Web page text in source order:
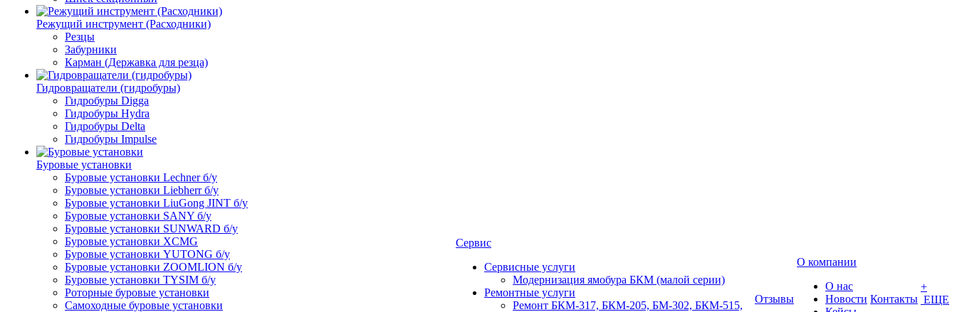
Режущий инструмент (Расходники)
Резцы
Забурники
Карман (Державка для резца)
Гидровращатели (гидробуры)
Гидробуры Digga
Гидробуры Hydra
Гидробуры Delta
Гидробуры Impulse
Буровые установки
Буровые установки Lechner б/у
Буровые установки Liebherr б/у
Буровые установки LiuGong JINT б/у
Буровые установки SANY б/у
Буровые установки SUNWARD б/у
Буровые установки XCMG
Буровые установки YUTONG б/у
Буровые установки ZOOMLION б/у
Буровые установки TYSIM б/у
Роторные буровые установки
Самоходные буровые установки
Сервис
Сервисные услуги
Модернизация ямобура БКМ (малой серии)
Ремонтные услуги
Ремонт БКМ-317, БКМ-205, БМ-302, БКМ-515,
Отзывы
О компании
О нас
Новости Контакты
+
ЕЩЕ